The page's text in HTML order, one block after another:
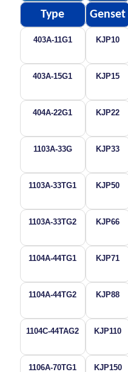
Genset
Type
KJP10
403A-11G1
KJP15
403A-15G1
KJP22
404A-22G1
KJP33
1103A-33G
KJP50
1103A-33TG1
KJP66
1103A-33TG2
KJP71
1104A-44TG1
KJP88
1104A-44TG2
KJP110
1104C-44TAG2
KJP150
1106A-70TG1